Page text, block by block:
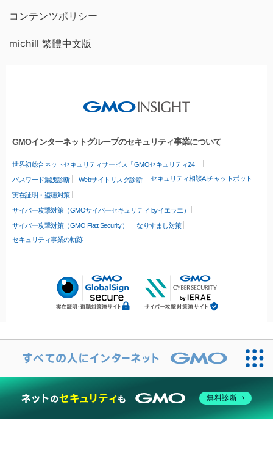
コンテンツポリシー
michill 繁體中文版
GMOインターネットグループのセキュリティ事業について
世界初総合ネットセキュリティサービス「GMOセキュリティ24」
パスワード漏洩診断 Webサイトリスク診断 セキュリティ相談AIチャットボット
実在証明・盗聴対策
サイバー攻撃対策（GMOサイバーセキュリティ byイエラエ）
サイバー攻撃対策（GMO Flatt Security）
なりすまし対策
セキュリティ事業の軌跡
無料診断